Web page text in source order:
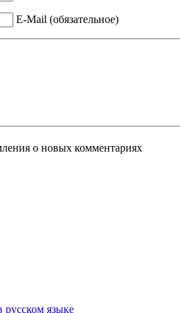
E-Mail (обязательное)
о новых комментариях
русском языке